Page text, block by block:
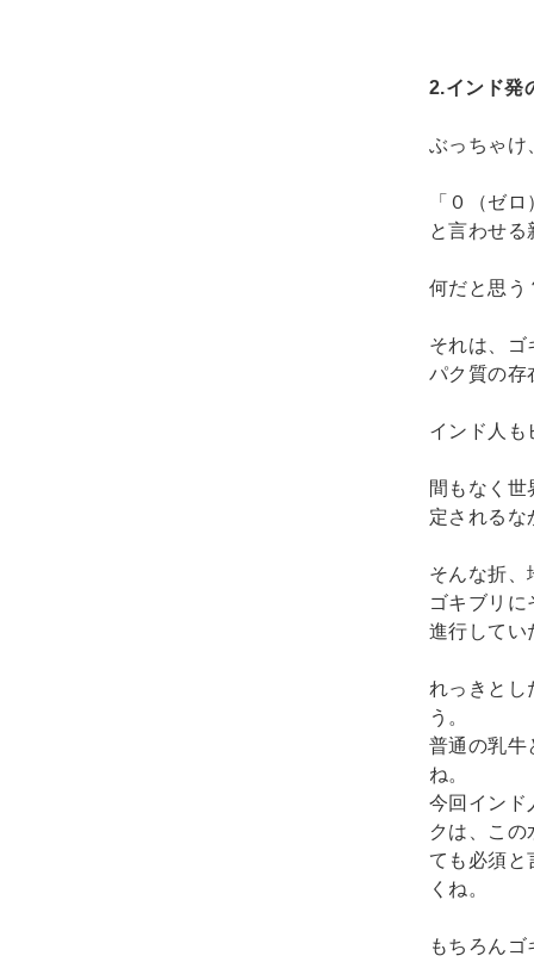
2.インド発
ぶっちゃけ
「０（ゼ
と言わせ
何だと思う
それは、ゴ
パク質の存
インド人も
間もなく世
定されるな
そんな折、
ゴキブリ
進行してい
れっきとし
う。
普通の乳牛
ね。
今回インド
クは、こ
ても必須と
くね。
もちろん